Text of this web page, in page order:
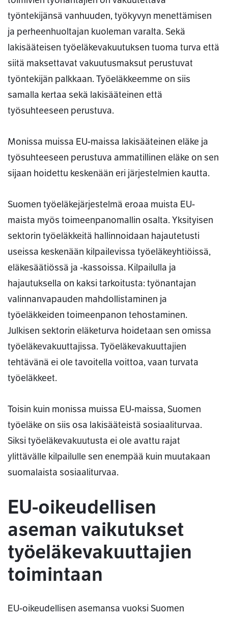
työntekijänsä vanhuuden, työkyvyn menettämisen
ja perheenhuoltajan kuoleman varalta. Sekä
lakisääteisen työeläkevakuutuksen tuoma turva että
siitä maksettavat vakuutusmaksut perustuvat
työntekijän palkkaan. Työeläkkeemme on siis
samalla kertaa sekä lakisääteinen että
työsuhteeseen perustuva.
Monissa muissa EU-maissa lakisääteinen eläke ja
työsuhteeseen perustuva ammatillinen eläke on sen
sijaan hoidettu keskenään eri järjestelmien kautta.
Suomen työeläkejärjestelmä eroaa muista EU-
maista myös toimeenpanomallin osalta. Yksityisen
sektorin työeläkkeitä hallinnoidaan hajautetusti
useissa keskenään kilpailevissa työeläkeyhtiöissä,
eläkesäätiössä ja -kassoissa. Kilpailulla ja
hajautuksella on kaksi tarkoitusta: työnantajan
valinnanvapauden mahdollistaminen ja
työeläkkeiden toimeenpanon tehostaminen.
Julkisen sektorin eläketurva hoidetaan sen omissa
työeläkevakuuttajissa. Työeläkevakuuttajien
tehtävänä ei ole tavoitella voittoa, vaan turvata
työeläkkeet.
Toisin kuin monissa muissa EU-maissa, Suomen
työeläke on siis osa lakisääteistä sosiaaliturvaa.
Siksi työeläkevakuutusta ei ole avattu rajat
ylittävälle kilpailulle sen enempää kuin muutakaan
suomalaista sosiaaliturvaa.
EU-oikeudellisen
aseman vaikutukset
työeläkevakuuttajien
toimintaan
EU-oikeudellisen asemansa vuoksi Suomen